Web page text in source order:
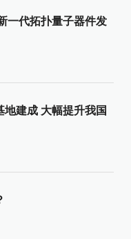
一代拓扑量子器件发
建成 大幅提升我国